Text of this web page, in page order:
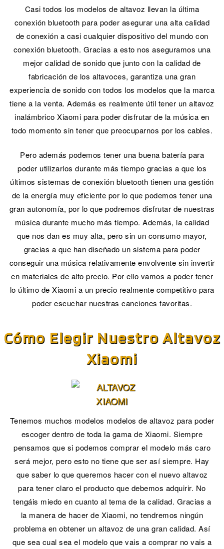
Casi todos los modelos de altavoz llevan la última
conexión bluetooth para poder asegurar una alta calidad
de conexión a casi cualquier dispositivo del mundo con
conexión bluetooth. Gracias a esto nos aseguramos una
mejor calidad de sonido que junto con la calidad de
fabricación de los altavoces, garantiza una gran
experiencia de sonido con todos los modelos que la marca
tiene a la venta. Además es realmente útil tener un altavoz
inalámbrico Xiaomi para poder disfrutar de la música en
todo momento sin tener que preocuparnos por los cables.
Pero además podemos tener una buena batería para
poder utilizarlos durante más tiempo gracias a que los
últimos sistemas de conexión bluetooth tienen una gestión
de la energía muy eficiente por lo que podemos tener una
gran autonomía, por lo que podremos disfrutar de nuestras
música durante mucho más tiempo. Además, la calidad
que nos dan es muy alta, pero sin un consumo mayor,
gracias a que han diseñado un sistema para poder
conseguir una música relativamente envolvente sin invertir
en materiales de alto precio. Por ello vamos a poder tener
lo último de Xiaomi a un precio realmente competitivo para
poder escuchar nuestras canciones favoritas.
Cómo Elegir Nuestro Altavoz
Xiaomi
Tenemos muchos modelos modelos de altavoz para poder
escoger dentro de toda la gama de Xiaomi. Siempre
pensamos que si podemos comprar el modelo más caro
será mejor, pero esto no tiene que ser así siempre. Hay
que saber lo que queremos hacer con el nuevo altavoz
para tener claro el producto que debemos adquirir. No
tengáis miedo en cuanto al tema de la calidad. Gracias a
la manera de hacer de Xiaomi, no tendremos ningún
problema en obtener un altavoz de una gran calidad. Así
que sea cual sea el modelo que vais a comprar no vais a